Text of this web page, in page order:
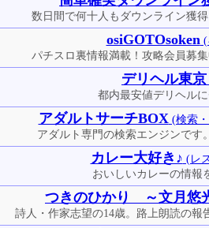
数日間で何十人もダウンライン獲
osiGOTOsoken(
パチスロ裏情報満載！攻略会員募
デリヘル東京
都内最安値デリヘル
アダルトサーチBOX(検索・
アダルト専門の検索エンジンです
カレー大好き♪ (レ
おいしいカレーの情報
つきのひかり ～文月悠
詩人・作家志望の14歳。路上朗読の報